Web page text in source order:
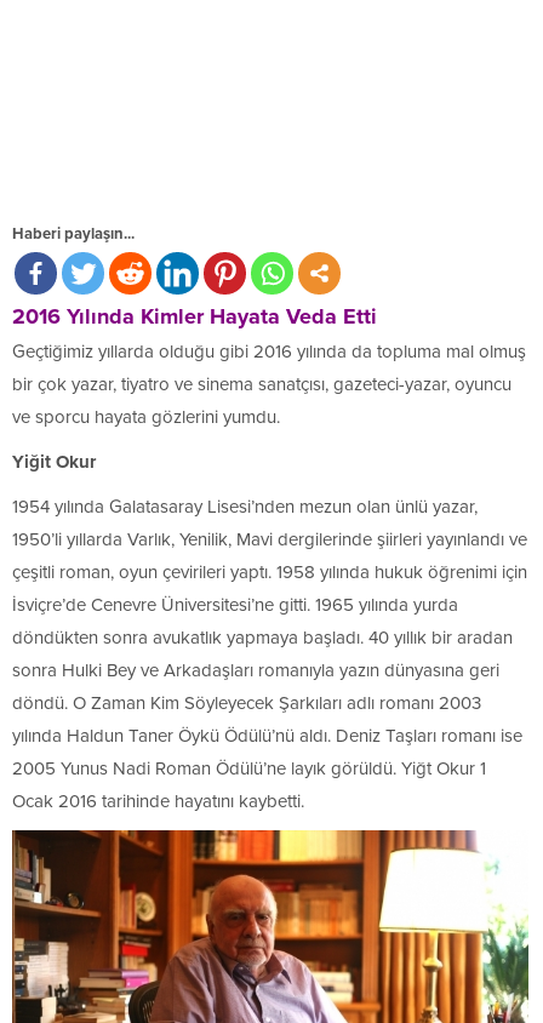
Haberi paylaşın...
2016 Yılında Kimler Hayata Veda Etti
Geçtiğimiz yıllarda olduğu gibi 2016 yılında da topluma mal olmuş
bir çok yazar, tiyatro ve sinema sanatçısı, gazeteci-yazar, oyuncu
ve sporcu hayata gözlerini yumdu.
Yiğit Okur
1954 yılında Galatasaray Lisesi’nden mezun olan ünlü yazar,
1950’li yıllarda Varlık, Yenilik, Mavi dergilerinde şiirleri yayınlandı ve
çeşitli roman, oyun çevirileri yaptı. 1958 yılında hukuk öğrenimi için
İsviçre’de Cenevre Üniversitesi’ne gitti. 1965 yılında yurda
döndükten sonra avukatlık yapmaya başladı. 40 yıllık bir aradan
sonra Hulki Bey ve Arkadaşları romanıyla yazın dünyasına geri
döndü. O Zaman Kim Söyleyecek Şarkıları adlı romanı 2003
yılında Haldun Taner Öykü Ödülü’nü aldı. Deniz Taşları romanı ise
2005 Yunus Nadi Roman Ödülü’ne layık görüldü. Yiğt Okur 1
Ocak 2016 tarihinde hayatını kaybetti.